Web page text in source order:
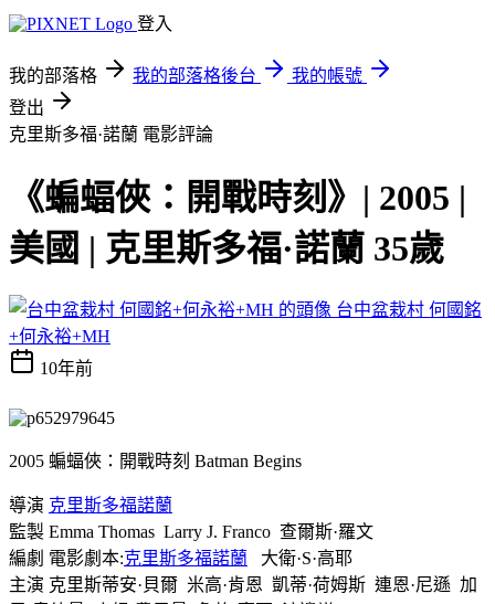
登入
我的部落格 我的部落格後台
我的帳號
登出
克里斯多福·諾蘭 電影評論
《蝙蝠俠：開戰時刻》| 2005 |
美國 | 克里斯多福·諾蘭 35歲
台中盆栽村 何國銘
+何永裕+MH
10年前
2005 蝙蝠俠：開戰時刻 Batman Begins
導演 克里斯多福諾蘭
監製 Emma Thomas Larry J. Franco 查爾斯·羅文
編劇 電影劇本:克里斯多福諾蘭
大衛·S·高耶
主演 克里斯蒂安·貝爾 米高·肯恩 凱蒂·荷姆斯 連恩·尼遜 加